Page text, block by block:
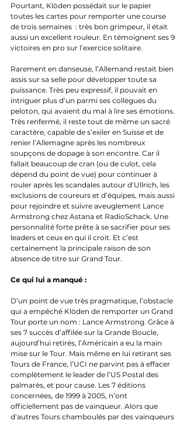
Pourtant, Klöden possédait sur le papier
toutes les cartes pour remporter une course
de trois semaines  : très bon grimpeur, il était
aussi un excellent rouleur. En témoignent ses 9
victoires en pro sur l’exercice solitaire.
Rarement en danseuse, l’Allemand restait bien
assis sur sa selle pour développer toute sa
puissance. Très peu expressif, il pouvait en
intriguer plus d’un parmi ses collègues du
peloton, qui avaient du mal à lire ses émotions.
Très renfermé, il reste tout de même un sacré
caractère, capable de s’exiler en Suisse et de
renier l’Allemagne après les nombreux
soupçons de dopage à son encontre. Car il
fallait beaucoup de cran (ou de culot, cela
dépend du point de vue) pour continuer à
rouler après les scandales autour d’Ullrich, les
exclusions de coureurs et d’équipes, mais aussi
pour rejoindre et suivre aveuglement Lance
Armstrong chez Astana et RadioSchack. Une
personnalité forte prête à se sacrifier pour ses
leaders et ceux en qui il croit. Et c’est
certainement la principale raison de son
absence de titre sur Grand Tour.
Ce qui lui a manqué :
D’un point de vue très pragmatique, l’obstacle
qui a empêché Klöden de remporter un Grand
Tour porte un nom : Lance Armstrong. Grâce à
ses 7 succès d’affilée sur la Grande Boucle,
aujourd’hui retirés, l’Américain a eu la main
mise sur le Tour. Mais même en lui retirant ses
Tours de France, l’UCI ne parvint pas à effacer
complètement le leader de l’US Postal des
palmarès, et pour cause. Les 7 éditions
concernées, de 1999 à 2005, n’ont
officiellement pas de vainqueur. Alors que
d’autres Tours chamboulés par des vainqueurs